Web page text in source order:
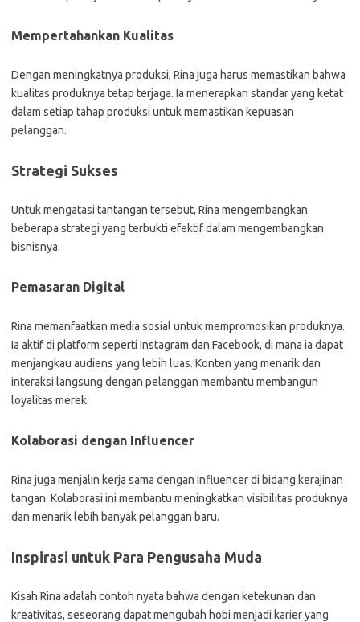
Mempertahankan Kualitas
Dengan meningkatnya produksi, Rina juga harus memastikan bahwa
kualitas produknya tetap terjaga. Ia menerapkan standar yang ketat
dalam setiap tahap produksi untuk memastikan kepuasan
pelanggan.
Strategi Sukses
Untuk mengatasi tantangan tersebut, Rina mengembangkan
beberapa strategi yang terbukti efektif dalam mengembangkan
bisnisnya.
Pemasaran Digital
Rina memanfaatkan media sosial untuk mempromosikan produknya.
Ia aktif di platform seperti Instagram dan Facebook, di mana ia dapat
menjangkau audiens yang lebih luas. Konten yang menarik dan
interaksi langsung dengan pelanggan membantu membangun
loyalitas merek.
Kolaborasi dengan Influencer
Rina juga menjalin kerja sama dengan influencer di bidang kerajinan
tangan. Kolaborasi ini membantu meningkatkan visibilitas produknya
dan menarik lebih banyak pelanggan baru.
Inspirasi untuk Para Pengusaha Muda
Kisah Rina adalah contoh nyata bahwa dengan ketekunan dan
kreativitas, seseorang dapat mengubah hobi menjadi karier yang